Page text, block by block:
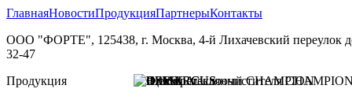
ГлавнаяНовостиПродукцияПартнерыКонтакты
ООО "ФОРТЕ", 125438, г. Москва, 4-й Лихачевский переулок
32-47
Продукция